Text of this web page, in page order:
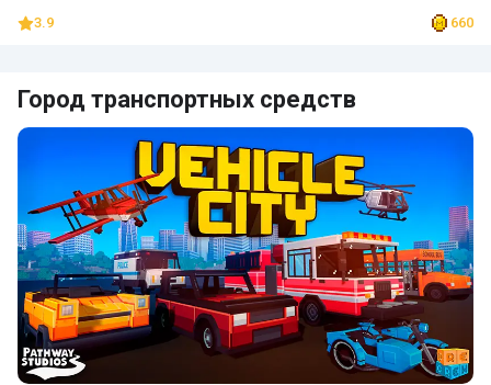
3.9 660
Город транспортных средств